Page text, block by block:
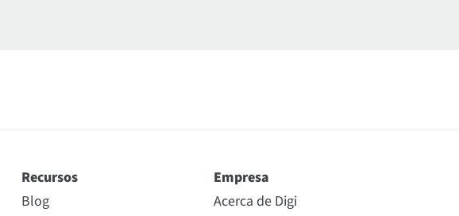
Recursos
Blog
Empresa
Acerca de Digi